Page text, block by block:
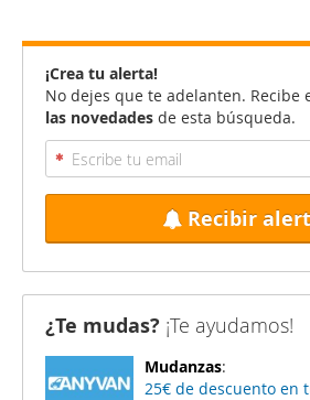
¡Crea tu alerta!
No dejes que te adelanten. Recibe
las novedades de esta búsqueda.
Recibir
¿Te mudas? ¡Te ayudamos!
Mudanzas:
25€ de descuento en